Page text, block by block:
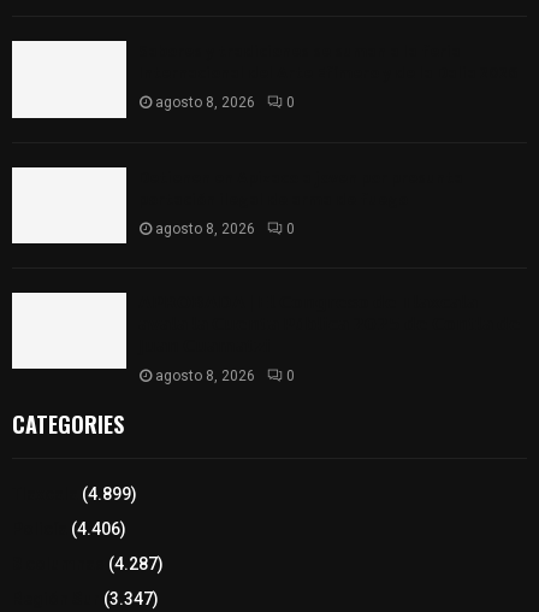
agosto 8, 2026 0
agosto 8, 2026 0
agosto 8, 2026 0
CATEGORIES
(4.899)
(4.406)
(4.287)
(3.347)